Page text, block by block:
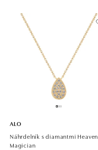
ALO
Náhrdelník s diamantmi Heaven
Magician